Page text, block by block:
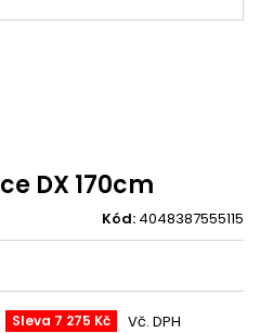
DX 170cm
Kód: 4048387555115
Sleva 7 275 Kč Vč. DPH